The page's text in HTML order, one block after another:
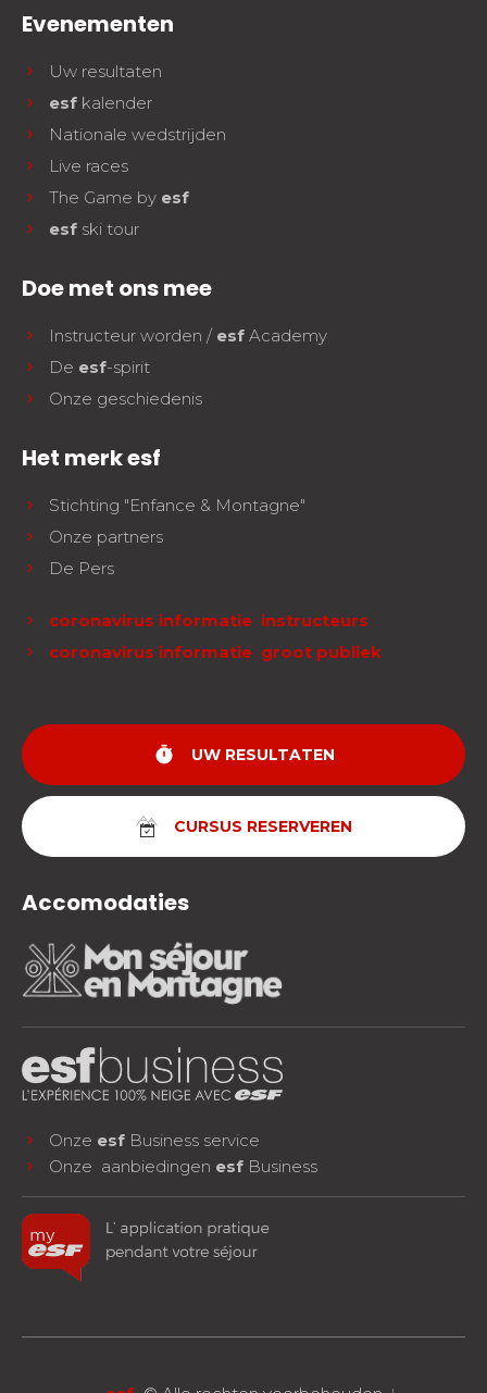
Evenementen
Uw resultaten
esf kalender
Nationale wedstrijden
Live races
The Game by esf
esf ski tour
Doe met ons mee
Instructeur worden / esf Academy
De esf-spirit
Onze geschiedenis
Het merk esf
Stichting "Enfance & Montagne"
Onze partners
De Pers
coronavirus informatie instructeurs
coronavirus informatie groot publiek
timer UW RESULTATEN
CURSUS RESERVEREN
Accomodaties
Onze esf Business service
Onze aanbiedingen esf Business